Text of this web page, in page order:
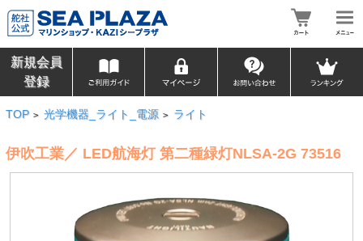
新規会員
登録
TOP > 光学機器_ライト_電源 > ライト
伊吹工業／ LED航海灯 第二種緑灯NLSA-2G 73516